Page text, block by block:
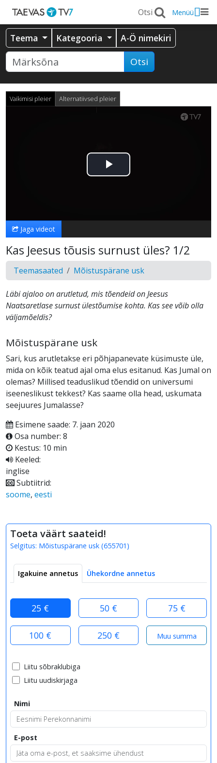
Menüü
Teema Kategooria A-Ö nimekiri
Otsi
Vaikimisi pleier Alternatiivsed pleier
Esita
Jaga videot
Kas Jeesus tõusis surnust üles? 1/2
Teemasaated Mõistuspärane usk
Läbi ajaloo on arutletud, mis tõendeid on Jeesus
Naatsaretlase surnust ülestõumise kohta. Kas see võib olla
väljamõeldis?
Mõistuspärane usk
Sari, kus arutletakse eri põhjapanevate küsimuste üle,
mida on kõik teatud ajal oma elus esitanud. Kas Jumal on
olemas? Millised teaduslikud tõendid on universumi
iseeneslikust tekkest? Kas saame olla head, uskumata
seejuures Jumalasse?
Esimene saade: 7. jaan 2020
Osa number: 8
Kestus: 10 min
Keeled:
inglise
Subtiitrid:
soome, eesti
Toeta väärt saateid!
Selgitus: Mõistuspärane usk (655701 )
Igakuine annetus Ühekordne annetus
25 € 50 € 75 €
100 € 250 €
Liitu sõbraklubiga
Liitu uudiskirjaga
Nimi
E-post